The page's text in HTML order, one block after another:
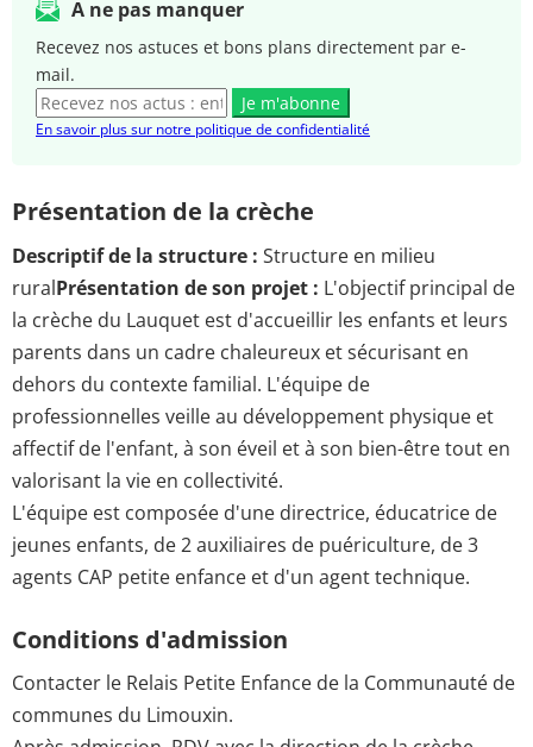
A ne pas manquer
Recevez nos astuces et bons plans directement par e-
mail.
Je m'abonne
En savoir plus sur notre politique de confidentialité
Présentation de la crèche
Descriptif de la structure : Structure en milieu
ruralPrésentation de son projet : L'objectif principal de
la crèche du Lauquet est d'accueillir les enfants et leurs
parents dans un cadre chaleureux et sécurisant en
dehors du contexte familial. L'équipe de
professionnelles veille au développement physique et
affectif de l'enfant, à son éveil et à son bien-être tout en
valorisant la vie en collectivité.
L'équipe est composée d'une directrice, éducatrice de
jeunes enfants, de 2 auxiliaires de puériculture, de 3
agents CAP petite enfance et d'un agent technique.
Conditions d'admission
Contacter le Relais Petite Enfance de la Communauté de
communes du Limouxin.